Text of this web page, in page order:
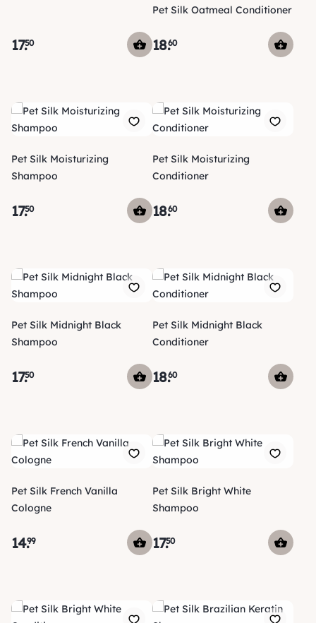
17.50
Pet Silk Oatmeal Conditioner
18.60
Pet Silk Moisturizing
Shampoo
17.50
Pet Silk Moisturizing
Conditioner
18.60
Pet Silk Midnight Black
Shampoo
17.50
Pet Silk Midnight Black
Conditioner
18.60
Pet Silk French Vanilla
Cologne
14.99
Pet Silk Bright White
Shampoo
17.50